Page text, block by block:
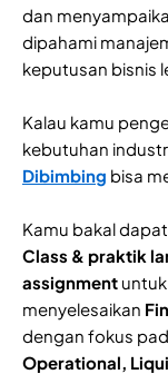
dan
dipahami
keputusan bisnis
Kalau kamu
kebutuhan
Dibimbing bisa
Kamu bakal dapat
Class & praktik
assignment untuk
menyelesaikan
dengan fokus
Operational,